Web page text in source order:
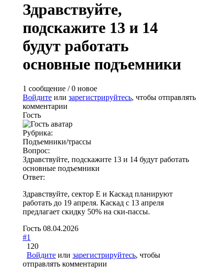
Здравствуйте,
подскажите 13 и 14
будут работать
основные подъемники
1 сообщение / 0 новое
Войдите или зарегистрируйтесь, чтобы отправлять
комментарии
Гость
Рубрика:
Подъемники/трассы
Вопрос:
Здравствуйте, подскажите 13 и 14 будут работать
основные подъемники
Ответ:
Здравствуйте, сектор Е и Каскад планируют
работать до 19 апреля. Каскад с 13 апреля
предлагает скидку 50% на ски-пассы.
Гость 08.04.2026
#1
120
Войдите или зарегистрируйтесь, чтобы
отправлять комментарии